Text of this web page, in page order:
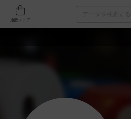
人気ボードゲーム